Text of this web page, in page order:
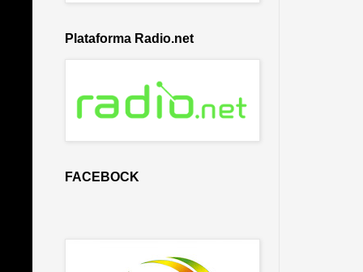
Plataforma Radio.net
FACEBOCK